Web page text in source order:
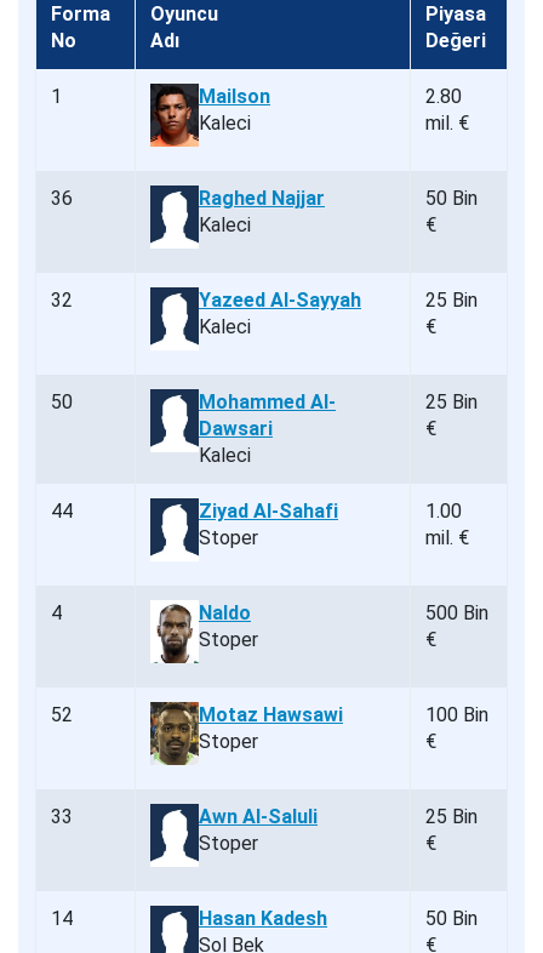
Forma
No
Oyuncu
Adı
Piyasa
Değeri
1
Mailson
Kaleci
2.80
mil. €
36
Raghed Najjar
Kaleci
50 Bin
€
32
Yazeed Al-Sayyah
Kaleci
25 Bin
€
50
Mohammed Al-
Dawsari
Kaleci
25 Bin
€
44
Ziyad Al-Sahafi
Stoper
1.00
mil. €
4
Naldo
Stoper
500 Bin
€
52
Motaz Hawsawi
Stoper
100 Bin
€
33
Awn Al-Saluli
Stoper
25 Bin
€
14
Hasan Kadesh
Sol Bek
50 Bin
€